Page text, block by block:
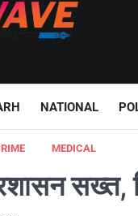
NATIONAL
MEDICAL
सख्त,